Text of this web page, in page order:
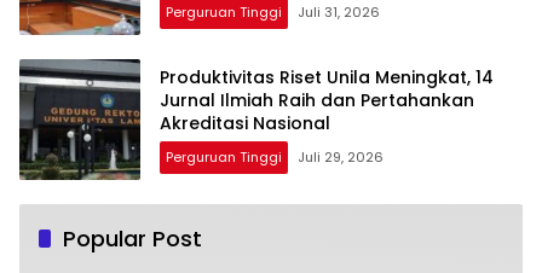
Perguruan Tinggi Juli 31, 2026
Produktivitas Riset Unila Meningkat, 14
Jurnal Ilmiah Raih dan Pertahankan
Akreditasi Nasional
Perguruan Tinggi Juli 29, 2026
Popular Post